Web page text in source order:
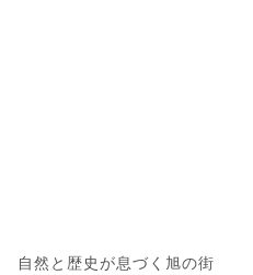
自然と歴史が息づく旭の街